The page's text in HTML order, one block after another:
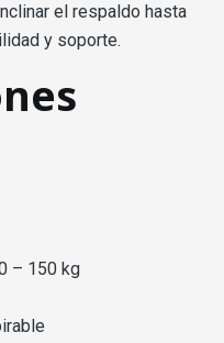
el respaldo hasta
y soporte.
– 150 kg